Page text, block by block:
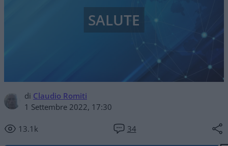
di Claudio Romiti
1 Settembre 2022, 17:30
13.1k 34
SALUTE